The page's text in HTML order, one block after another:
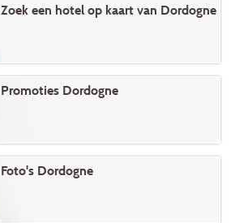
Zoek een hotel op kaart van Dordogne
Promoties Dordogne
Foto's Dordogne